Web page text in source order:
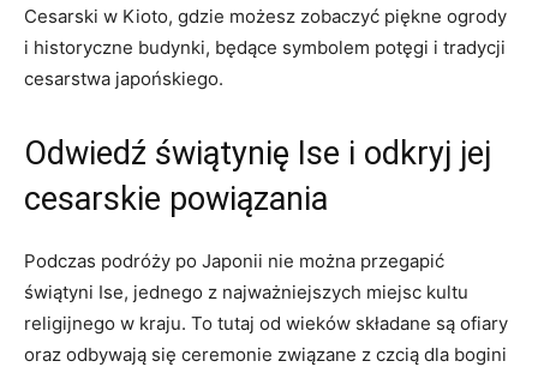
Cesarski w Kioto, gdzie możesz zobaczyć piękne ‍ogrody
i historyczne budynki, będące symbolem potęgi i tradycji
cesarstwa japońskiego.
Odwiedź świątynię Ise i odkryj jej
cesarskie⁤ powiązania
Podczas podróży po Japonii nie można przegapić
świątyni Ise,​ jednego z najważniejszych miejsc kultu
religijnego w kraju. To tutaj ⁣od wieków składane są ofiary
oraz ⁣odbywają się​ ceremonie związane z czcią dla bogini